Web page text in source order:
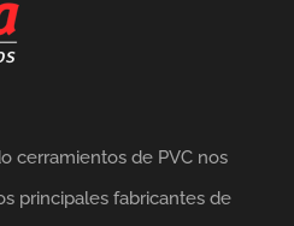
cerramientos de PVC nos
principales fabricantes de